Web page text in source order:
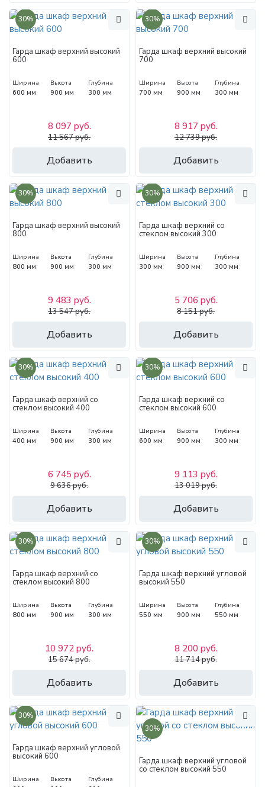
30%
Гарда шкаф верхний высокий
600
Ширина
600 мм
Высота
900 мм
Глубина
300 мм
Добавить
8 097 руб.
11 567 руб.
30%
Гарда шкаф верхний высокий
700
Ширина
700 мм
Высота
900 мм
Глубина
300 мм
Добавить
8 917 руб.
12 739 руб.
30%
Гарда шкаф верхний высокий
800
Ширина
800 мм
Высота
900 мм
Глубина
300 мм
Добавить
9 483 руб.
13 547 руб.
30%
Гарда шкаф верхний со
стеклом высокий 300
Ширина
300 мм
Высота
900 мм
Глубина
300 мм
Добавить
5 706 руб.
8 151 руб.
30%
Гарда шкаф верхний со
стеклом высокий 400
Ширина
400 мм
Высота
900 мм
Глубина
300 мм
Добавить
6 745 руб.
9 636 руб.
30%
Гарда шкаф верхний со
стеклом высокий 600
Ширина
600 мм
Высота
900 мм
Глубина
300 мм
Добавить
9 113 руб.
13 019 руб.
30%
Гарда шкаф верхний со
стеклом высокий 800
Ширина
800 мм
Высота
900 мм
Глубина
300 мм
Добавить
10 972 руб.
15 674 руб.
30%
Гарда шкаф верхний угловой
высокий 550
Ширина
550 мм
Высота
900 мм
Глубина
550 мм
Добавить
8 200 руб.
11 714 руб.
30%
Гарда шкаф верхний угловой
высокий 600
Ширина Высота Глубина
30%
Гарда шкаф верхний угловой
со стеклом высокий 550